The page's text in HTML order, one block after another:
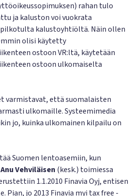
rahan tulo
ja kaluston voi vuokrata
pilkotulta kalustoyhtiöltä. Näin ollen
olisi käytetty
ostoon VR:ltä, käytetään
ostoon ulkomaiselta
varmistavat, että suomalaisten
ulkomaille. Systeemimedia
jo, kuinka ulkomainen kilpailu on
Suomen lentoasemiin, kun
Anu Vehviläisen (kesk.) toimiessa
1.1.2010 Finavia Oyj, entisen
jo 2013 Finavia myi tax free -